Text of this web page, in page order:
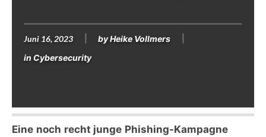
Juni 16, 2023 byHeike Vollmers
in Cybersecurity
Eine noch recht junge Phishing-Kampagne